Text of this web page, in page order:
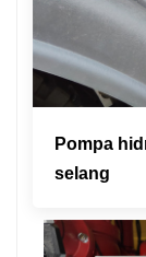
Pompa
selang